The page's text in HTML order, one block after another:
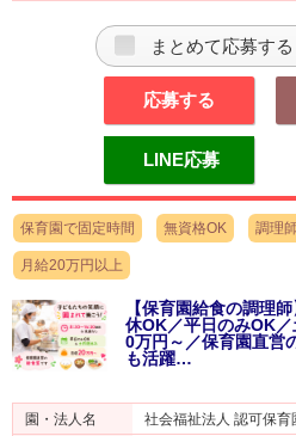
まとめて応募する
応募する
LINE応募
保育園で固定時間 無資格OK 調理
月給20万円以上
【保育園給食の調理
休OK／平日のみOK
0万円～／保育園直営
も活躍…
園・法人名
社会福祉法人 認可保育